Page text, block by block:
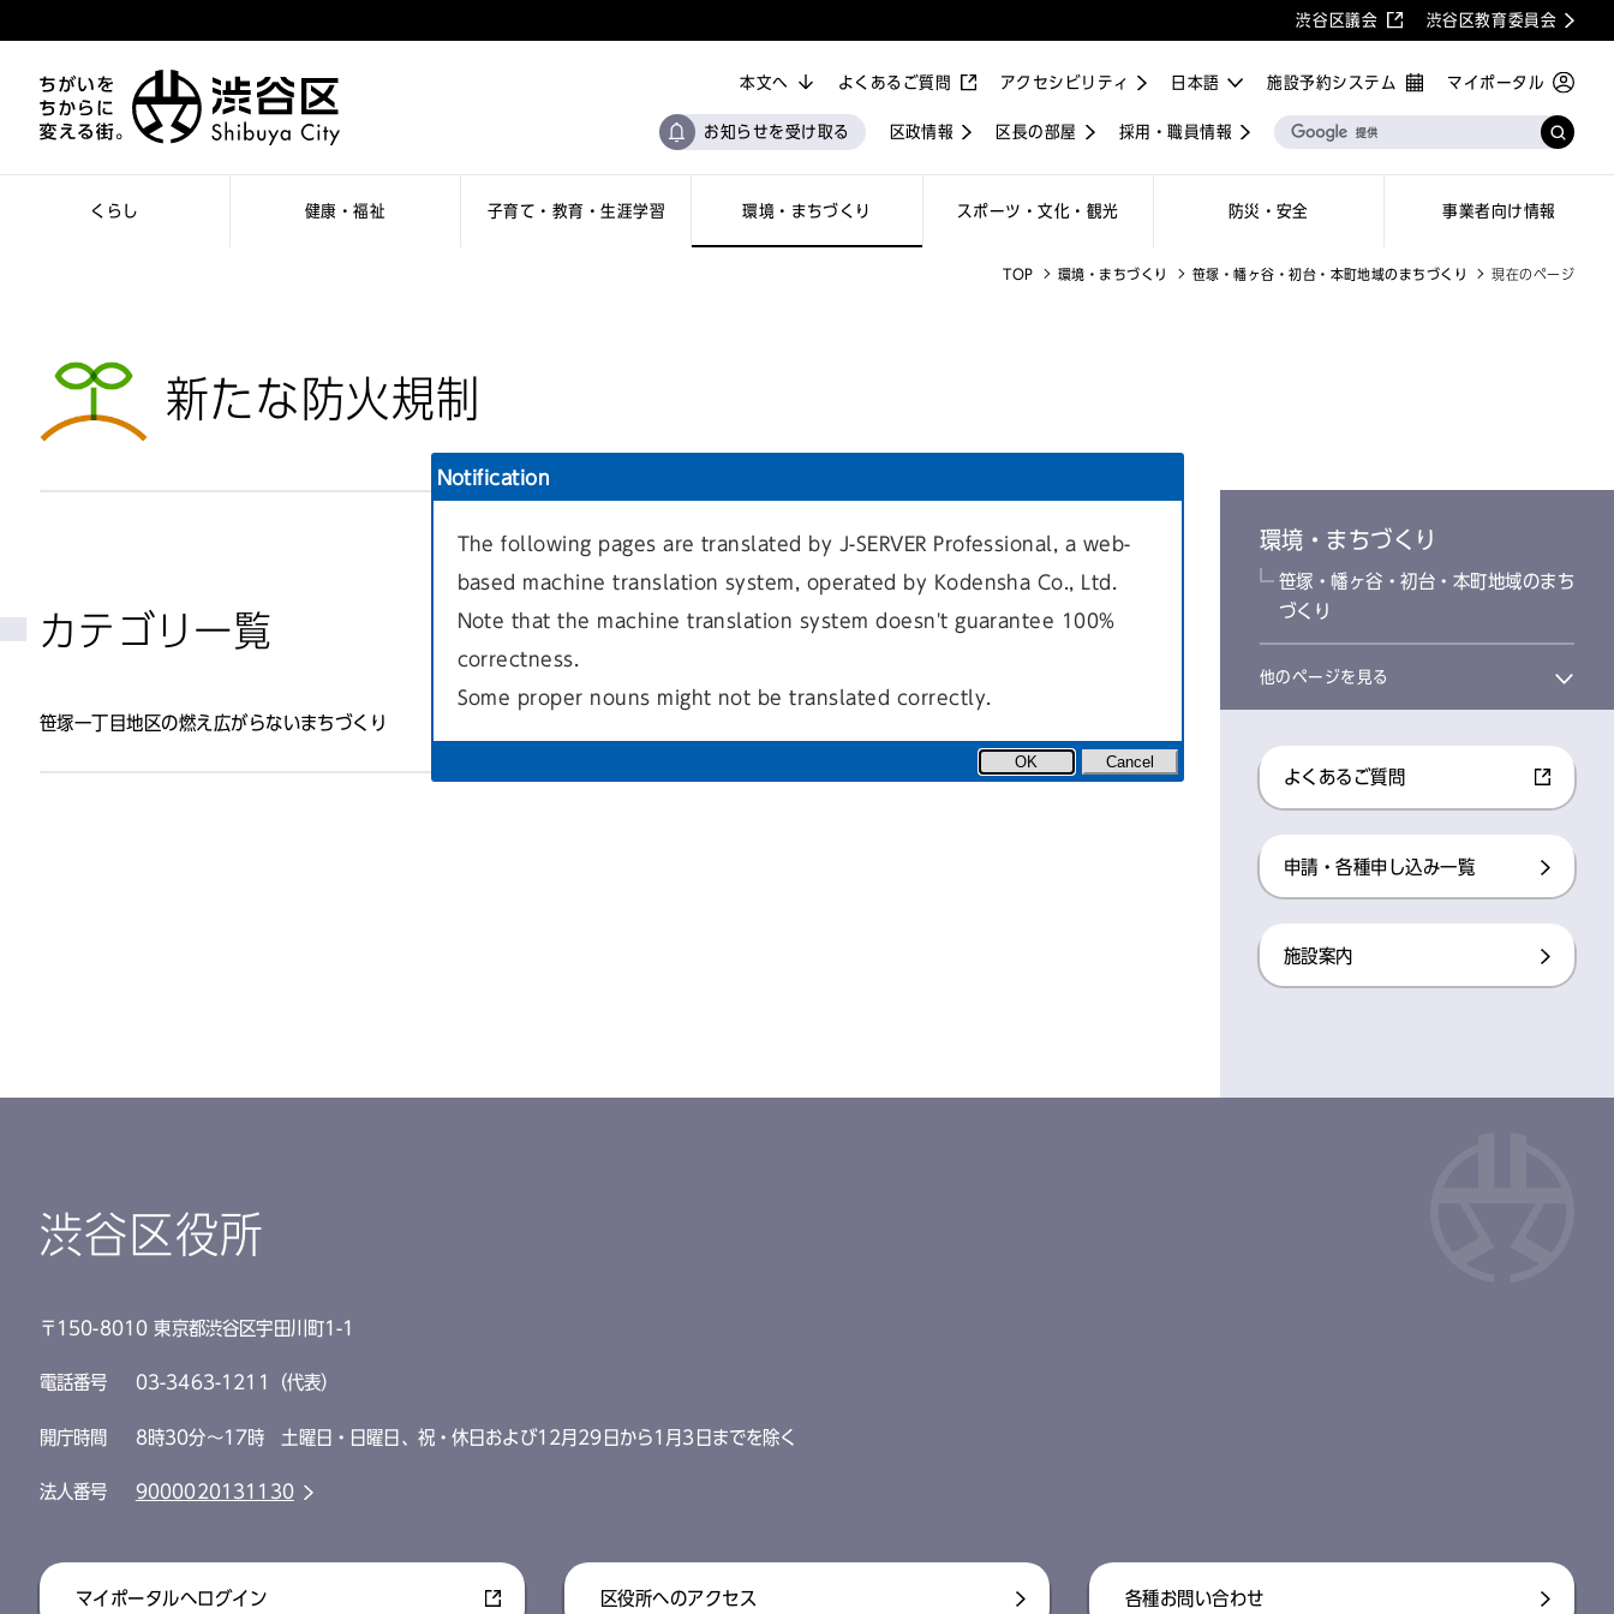
渋谷区議会 渋谷区教育委員会
くらし 健康・福祉 子育て・教育・生涯学習 環境・まちづくり スポーツ・文化・観光 防災・安全 事業者向け情報
マイポータル
施設予約システム
区政情報 区長の部屋 採用・職員情報
本文へ よくあるご質問 アクセシビリティ
お知らせを受け取る
TOP 環境・まちづくり 笹塚・幡ヶ谷・初台・本町地域のまちづくり 現在のページ
新たな防火規制
カテゴリ一覧
笹塚一丁目地区の燃え広がらないまちづくり
環境・まちづくり
笹塚・幡ヶ谷・初台・本町地域のまち
づくり
他のページを見る
よくあるご質問
申請・各種申し込み一覧
施設案内
渋谷区役所
〒150-8010 東京都渋谷区宇田川町1-1
電話番号 03-3463-1211（代表）
開庁時間 8時30分～17時 土曜日・日曜日、祝・休日および12月29日から1月3日までを除く
法人番号 9000020131130
マイポータルへログイン 区役所へのアクセス 各種お問い合わせ
Notification
The following pages are translated by J-SERVER Professional, a web-
based machine translation system, operated by Kodensha Co., Ltd.
Note that the machine translation system doesn't guarantee 100%
correctness.
Some proper nouns might not be translated correctly.
OK Cancel